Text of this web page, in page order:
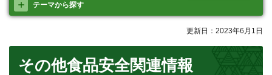
テーマから探す
更新日：2023年6月1日
その他食品安全関連情報